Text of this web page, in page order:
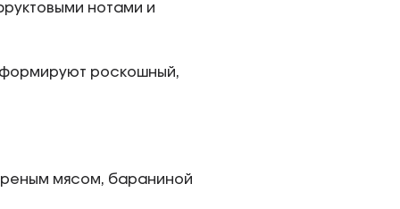
нотами и
формируют роскошный,
мясом, бараниной